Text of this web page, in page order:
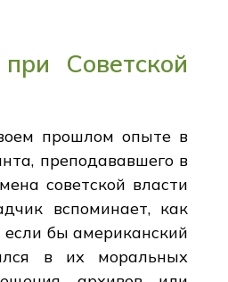
Советской
прошлом опыте в
преподававшего в
советской власти
вспоминает, как
бы американский
в их моральных